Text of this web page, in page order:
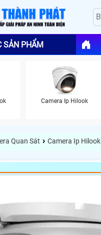
SẢN PHẨM
Camera Ip Hilook
Quan Sát › Camera Ip Hilook